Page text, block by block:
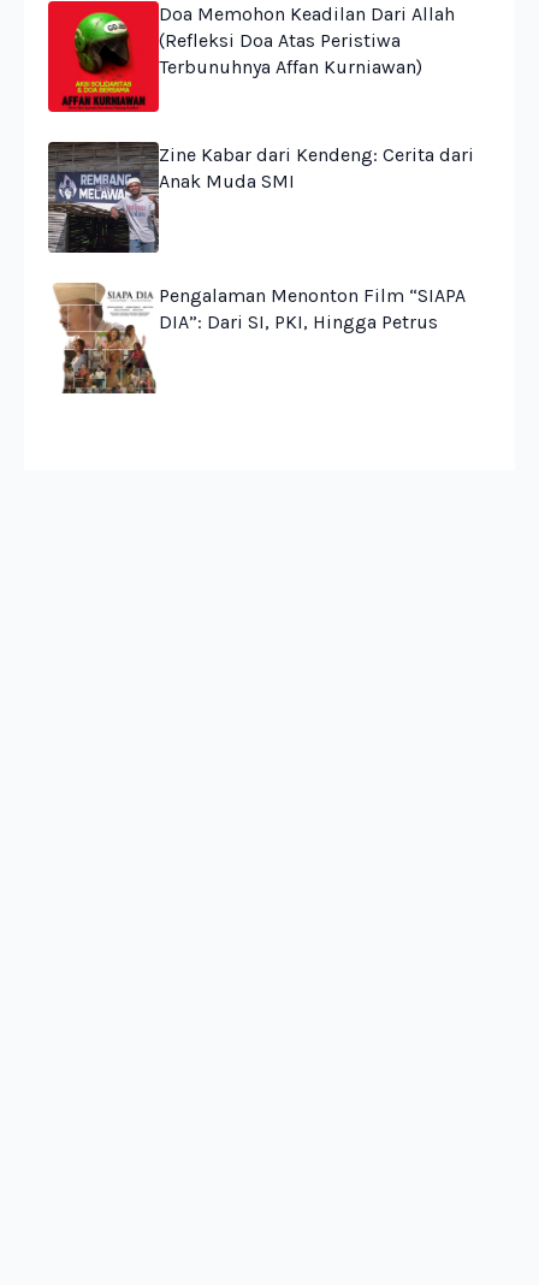
Doa Memohon Keadilan Dari Allah
(Refleksi Doa Atas Peristiwa
Terbunuhnya Affan Kurniawan)
Zine Kabar dari Kendeng: Cerita dari
Anak Muda SMI
Pengalaman Menonton Film “SIAPA
DIA”: Dari SI, PKI, Hingga Petrus